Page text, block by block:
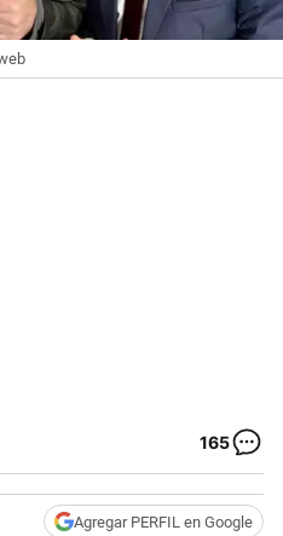
165
Agregar PERFIL en Google